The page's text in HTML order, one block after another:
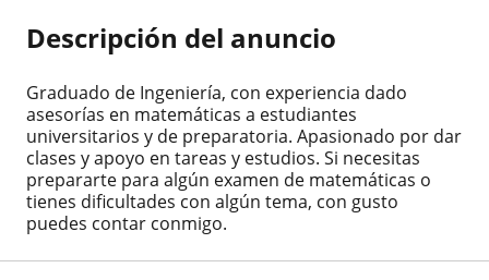
Descripción del anuncio
Graduado de Ingeniería, con experiencia dado
asesorías en matemáticas a estudiantes
universitarios y de preparatoria. Apasionado por dar
clases y apoyo en tareas y estudios. Si necesitas
prepararte para algún examen de matemáticas o
tienes dificultades con algún tema, con gusto
puedes contar conmigo.